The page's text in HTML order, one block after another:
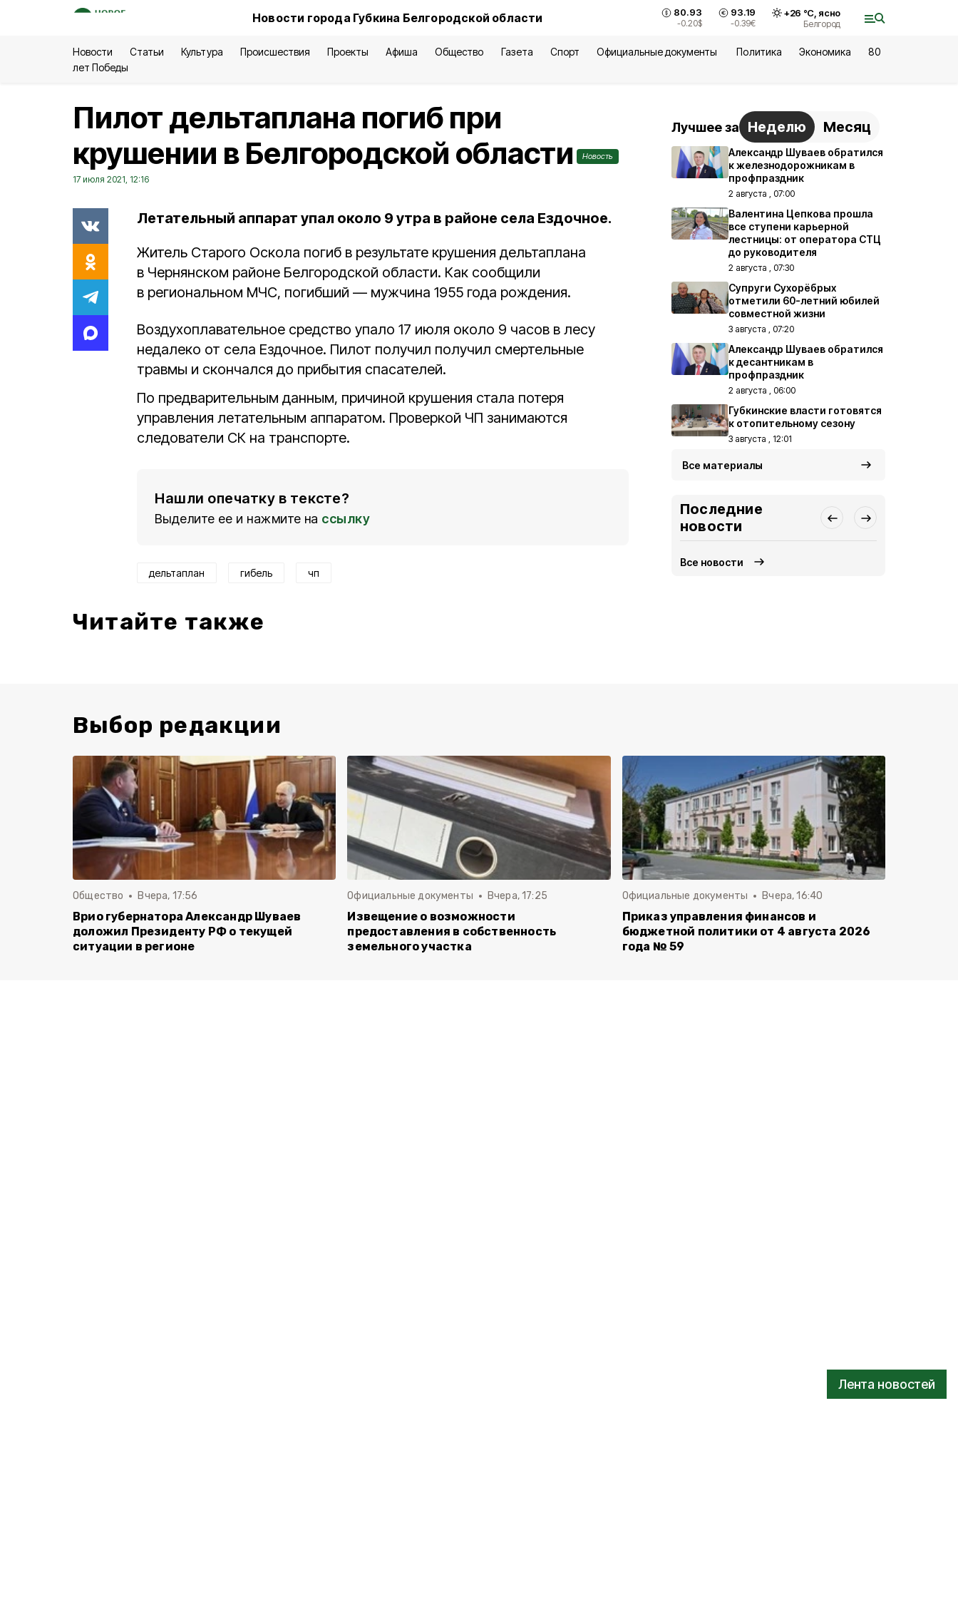
Новости города Губкина Белгородской области 80.93
-0.20$
93.19
-0.39€
+26 °С, ясно
Белгород
Новости Статьи Культура Происшествия Проекты Афиша Общество Газета Спорт Официальные документы Политика Экономика
80
лет Победы
Лента новостей
Пилот дельтаплана погиб при
крушении в Белгородской области
Новость
17 июля 2021, 12:16
Летательный аппарат упал около 9 утра в районе села Ездочное.
Житель Старого Оскола погиб в результате крушения дельтаплана
в Чернянском районе Белгородской области. Как сообщили
в региональном МЧС, погибший — мужчина 1955 года рождения.
Воздухоплавательное средство упало 17 июля около 9 часов в лесу
недалеко от села Ездочное. Пилот получил получил смертельные
травмы и скончался до прибытия спасателей.
По предварительным данным, причиной крушения стала потеря
управления летательным аппаратом. Проверкой ЧП занимаются
следователи СК на транспорте.
Нашли опечатку в тексте?
Выделите ее и нажмите на ссылку
дельтаплан гибель чп
Читайте также
Лучшее за Неделю Месяц
Александр Шуваев обратился
к железнодорожникам в
профпраздник
2 августа , 07:00
Валентина Цепкова прошла
все ступени карьерной
лестницы: от оператора СТЦ
до руководителя
2 августа , 07:30
Супруги Сухорёбрых
отметили 60-летний юбилей
совместной жизни
3 августа , 07:20
Александр Шуваев обратился
к десантникам в
профпраздник
2 августа , 06:00
Губкинские власти готовятся
к отопительному сезону
3 августа , 12:01
Все материалы
Последние
новости
Все новости
Выбор редакции
Общество Вчера, 17:56
Врио губернатора Александр Шуваев
доложил Президенту РФ о текущей
ситуации в регионе
Официальные документы Вчера, 17:25
Извещение о возможности
предоставления в собственность
земельного участка
Официальные документы Вчера, 16:40
Приказ управления финансов и
бюджетной политики от 4 августа 2026
года № 59